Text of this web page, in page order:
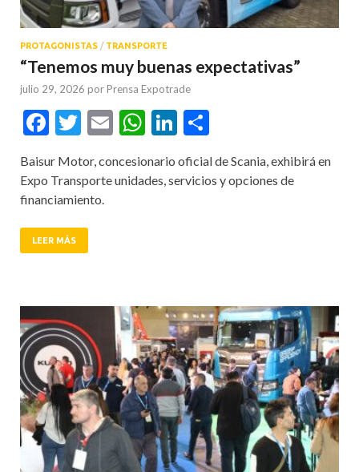
PROTAGONISTAS / TRANSPORTE
“Tenemos muy buenas expectativas”
julio 29, 2026 por Prensa Expotrade
Facebook
Twitter
EmailWhatsApp
LinkedIn
Baisur Motor, concesionario oficial de Scania, exhibirá en
Expo Transporte unidades, servicios y opciones de
financiamiento.
LEER MÁS